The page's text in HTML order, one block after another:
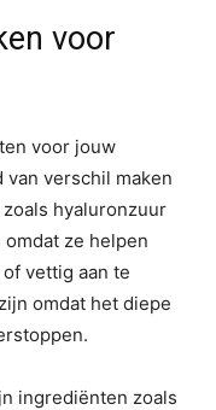
voor
voor jouw
verschil maken
hyaluronzuur
ze helpen
vettig aan te
omdat het diepe
ingrediënten zoals